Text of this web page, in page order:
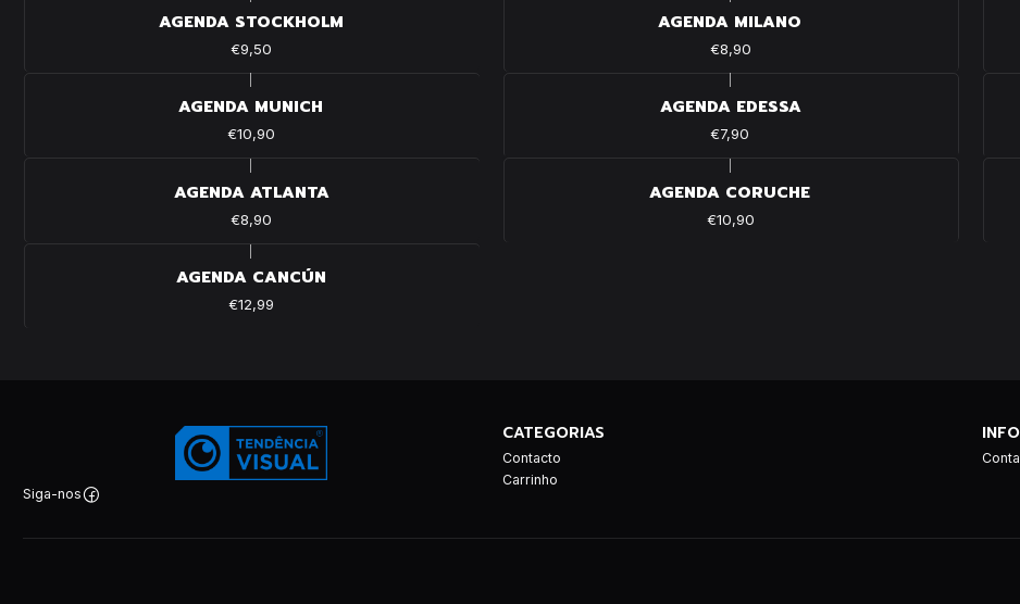
AGENDA STOCKHOLM
€9,50
AGENDA MILANO
€8,90
AGENDA MUNICH
€10,90
AGENDA EDESSA
€7,90
AGENDA ATLANTA
€8,90
AGENDA CORUCHE
€10,90
AGENDA CANCÚN
€12,99
Siga-nos
CATEGORIAS
Contacto
Carrinho